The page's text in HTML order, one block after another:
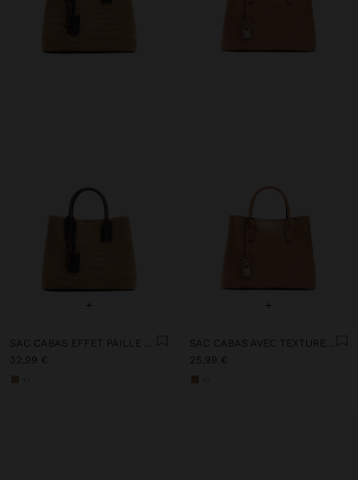
+
SAC CABAS EFFET PAILLE AVEC PENDENTIF
32,99 €
+
SAC CABAS AVEC TEXTURE ET PENDURO
25,99 €